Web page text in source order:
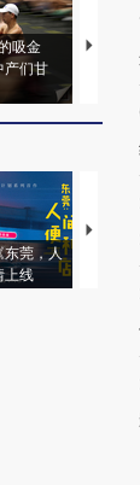
吸金
产们甘
马航飞
粒摇
东莞，人
上线
【推广
会，